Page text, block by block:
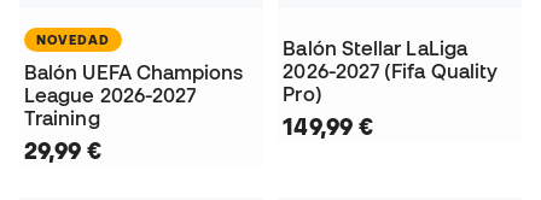
NOVEDAD
Balón UEFA Champions
League 2026-2027
Training
29,99 €
Balón Stellar LaLiga
2026-2027 (Fifa Quality
Pro)
149,99 €